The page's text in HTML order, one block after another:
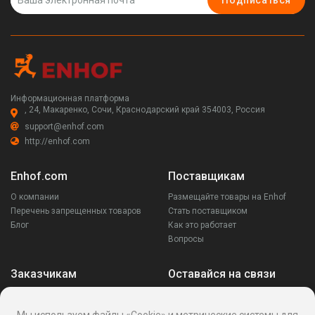
Информационная платформа
, 24, Макаренко, Сочи, Краснодарский край 354003, Россия
support@enhof.com
http://enhof.com
Enhof.com
О компании
Перечень запрещенных товаров
Блог
Поставщикам
Размещайте товары на Enhof
Стать поставщиком
Как это работает
Вопросы
Заказчикам
Ваши запросы
Оставайся на связи